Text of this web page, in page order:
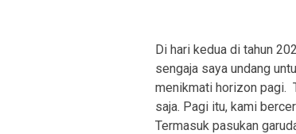
Di hari kedua di tahun
sengaja saya undang
menikmati horizon pagi.
saja. Pagi itu, kami
Termasuk pasukan